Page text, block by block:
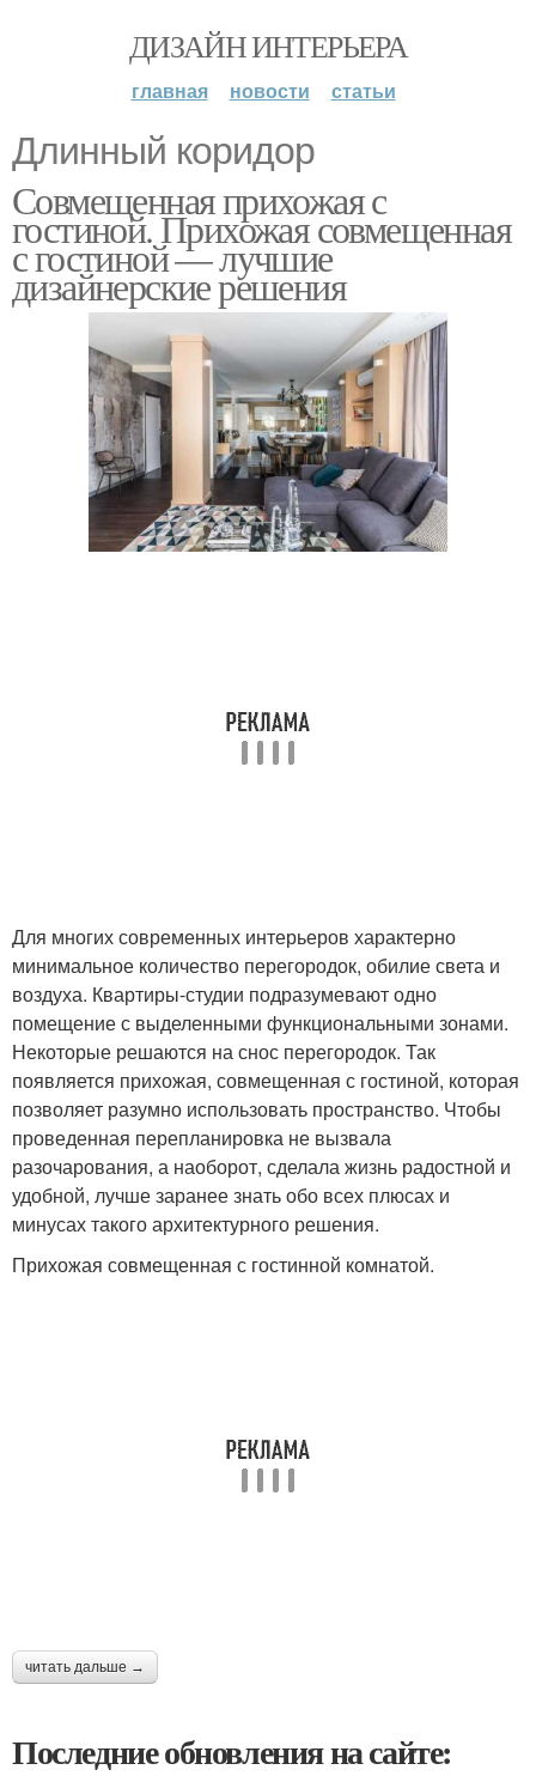
ДИЗАЙН ИНТЕРЬЕРА
главная новости статьи
Длинный коридор
Совмещенная прихожая с
гостиной. Прихожая совмещенная
с гостиной — лучшие
дизайнерские решения
Для многих современных интерьеров характерно
минимальное количество перегородок, обилие света и
воздуха. Квартиры-студии подразумевают одно
помещение с выделенными функциональными зонами.
Некоторые решаются на снос перегородок. Так
появляется прихожая, совмещенная с гостиной, которая
позволяет разумно использовать пространство. Чтобы
проведенная перепланировка не вызвала
разочарования, а наоборот, сделала жизнь радостной и
удобной, лучше заранее знать обо всех плюсах и
минусах такого архитектурного решения.
Прихожая совмещенная с гостинной комнатой.
читать дальше →
Последние обновления на сайте: